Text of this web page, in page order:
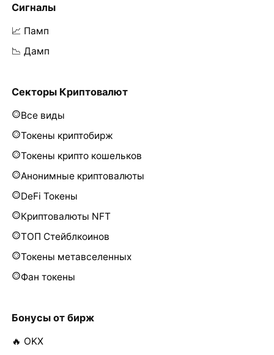
Сигналы
📈 Памп
📉 Дамп
Секторы Криптовалют
Все виды
Токены криптобирж
Токены крипто кошельков
Анонимные криптовалюты
DeFi Токены
Криптовалюты NFT
ТОП Стейблкоинов
Токены метавселенных
Фан токены
Бонусы от бирж
🔥 OKX